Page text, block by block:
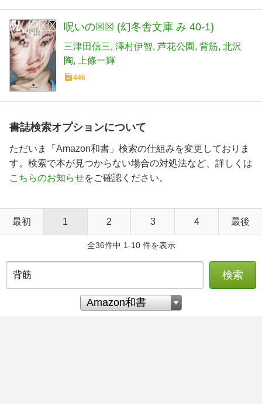
呪いの☒☒ (幻冬舎文庫 み 40-1)
三津田信三 澤村伊智 芦花公園 背筋 北沢
陶
上條一輝
446
書誌検索オプションについて
ただいま「Amazon和書」検索の仕組みを変更しておりま
す。検索で本が見つからない場合の対処法など、詳しくは
こちらのお知らせをご確認ください。
最初 1 2 3 4 最後
全36件中 1-10 件を表示
検索